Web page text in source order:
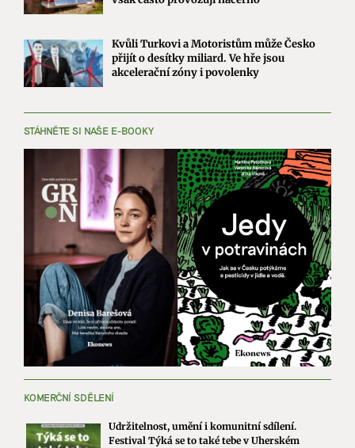
Kvůli Turkovi a Motoristům může Česko
přijít o desítky miliard. Ve hře jsou
akcelerační zóny i povolenky
STÁHNĚTE SI NAŠE E-BOOKY
KOMERČNÍ SDĚLENÍ
Udržitelnost, umění i komunitní sdílení.
Festival Týká se to také tebe v Uherském